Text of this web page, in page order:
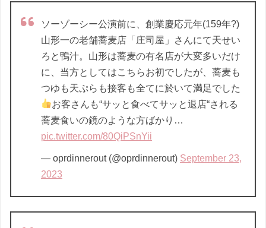
ソーゾーシー公演前に、創業慶応元年(159年?)
山形一の老舗蕎麦店「庄司屋」さんにて天せい
ろと鴨汁。山形は蕎麦の有名店が大変多いだけ
に、当方としてはこちらお初でしたが、蕎麦も
つゆも天ぷらも接客も全てに於いて満足でした
お客さんも“サッと食べてサッと退店“される
蕎麦食いの鏡のような方ばかり…
pic.twitter.com/80QiPSnYii
— oprdinnerout (@oprdinnerout) September 23,
2023